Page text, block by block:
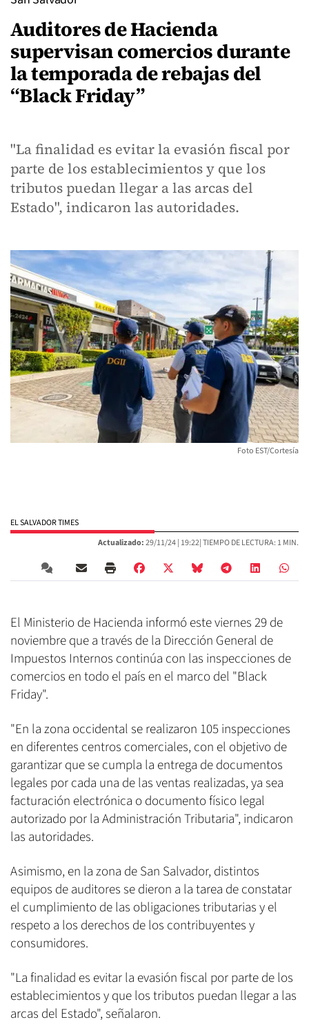
Auditores de Hacienda
supervisan comercios durante
la temporada de rebajas del
“Black Friday”
"La finalidad es evitar la evasión fiscal por
parte de los establecimientos y que los
tributos puedan llegar a las arcas del
Estado", indicaron las autoridades.
Foto EST/Cortesía
EL SALVADOR TIMES
Actualizado:29/11/24 | 19:22| TIEMPO DE LECTURA: 1 MIN.
El Ministerio de Hacienda informó este viernes 29 de
noviembre que a través de la Dirección General de
Impuestos Internos continúa con las inspecciones de
comercios en todo el país en el marco del "Black
Friday".
"En la zona occidental se realizaron 105 inspecciones
en diferentes centros comerciales, con el objetivo de
garantizar que se cumpla la entrega de documentos
legales por cada una de las ventas realizadas, ya sea
facturación electrónica o documento físico legal
autorizado por la Administración Tributaria", indicaron
las autoridades.
Asimismo, en la zona de San Salvador, distintos
equipos de auditores se dieron a la tarea de constatar
el cumplimiento de las obligaciones tributarias y el
respeto a los derechos de los contribuyentes y
consumidores.
"La finalidad es evitar la evasión fiscal por parte de los
establecimientos y que los tributos puedan llegar a las
arcas del Estado", señalaron.